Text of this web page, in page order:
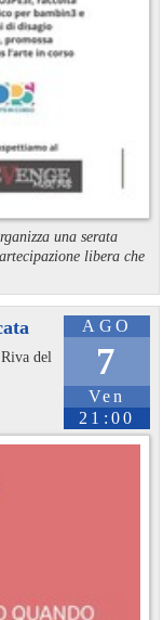
una serata
libera che
AGO
7
Ven
21:00
del